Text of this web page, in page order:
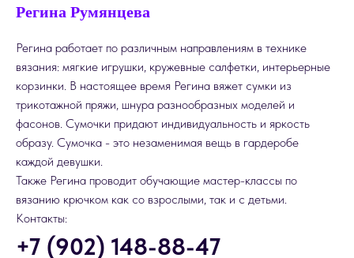
Регина Румянцева
Регина работает по различным направлениям в технике
вязания: мягкие игрушки, кружевные салфетки, интерьерные
корзинки. В настоящее время Регина вяжет сумки из
трикотажной пряжи, шнура разнообразных моделей и
фасонов. Сумочки придают индивидуальность и яркость
образу. Сумочка - это незаменимая вещь в гардеробе
каждой девушки.
Также Регина проводит обучающие мастер-классы по
вязанию крючком как со взрослыми, так и с детьми.
Контакты:
+7 (902) 148-88-47